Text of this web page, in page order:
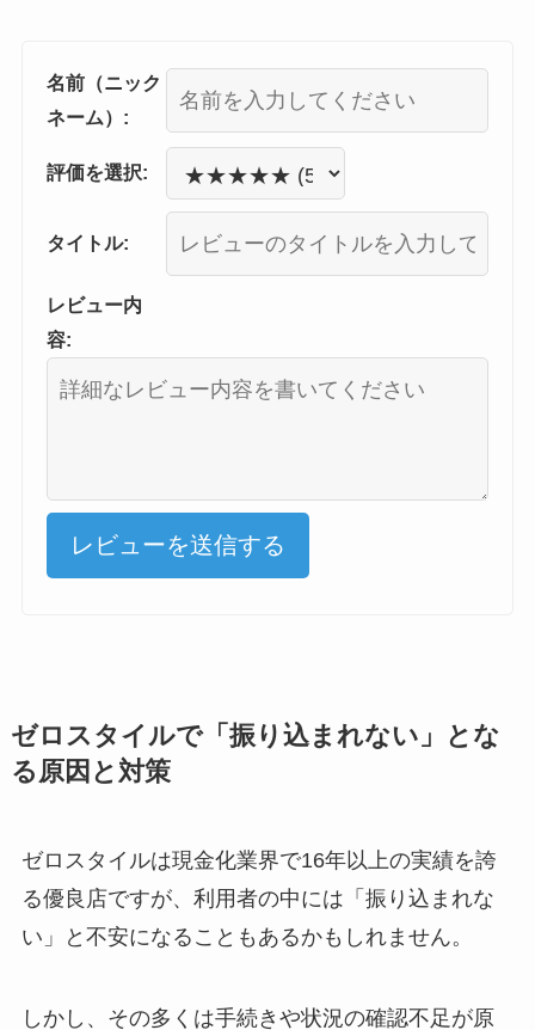
名前（ニック
ネーム）:
評価を選択:
タイトル:
レビュー内
容:
レビューを送信する
ゼロスタイルで「振り込まれない」とな
る原因と対策
ゼロスタイルは現金化業界で16年以上の実績を誇
る優良店ですが、利用者の中には「振り込まれな
い」と不安になることもあるかもしれません。
しかし、その多くは手続きや状況の確認不足が原